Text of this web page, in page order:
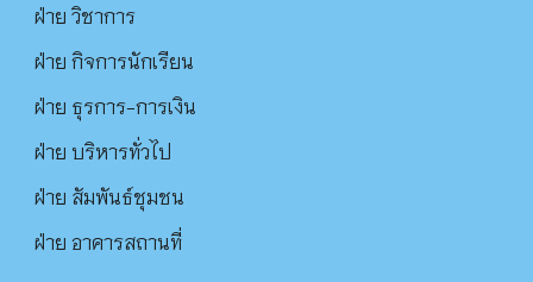
ฝ่าย วิชาการ
ฝ่าย กิจการนักเรียน
ฝ่าย ธุรการ-การเงิน
ฝ่าย บริหารทั่วไป
ฝ่าย สัมพันธ์ชุมชน
ฝ่าย อาคารสถานที่